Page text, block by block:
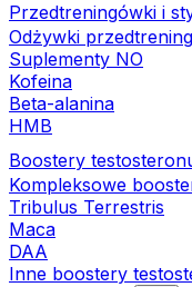
Przedtreningówki i
Odżywki
Suplementy NO
Kofeina
Beta-alanina
HMB
Boostery
Kompleksowe
Tribulus Terrestris
Maca
DAA
Inne boostery